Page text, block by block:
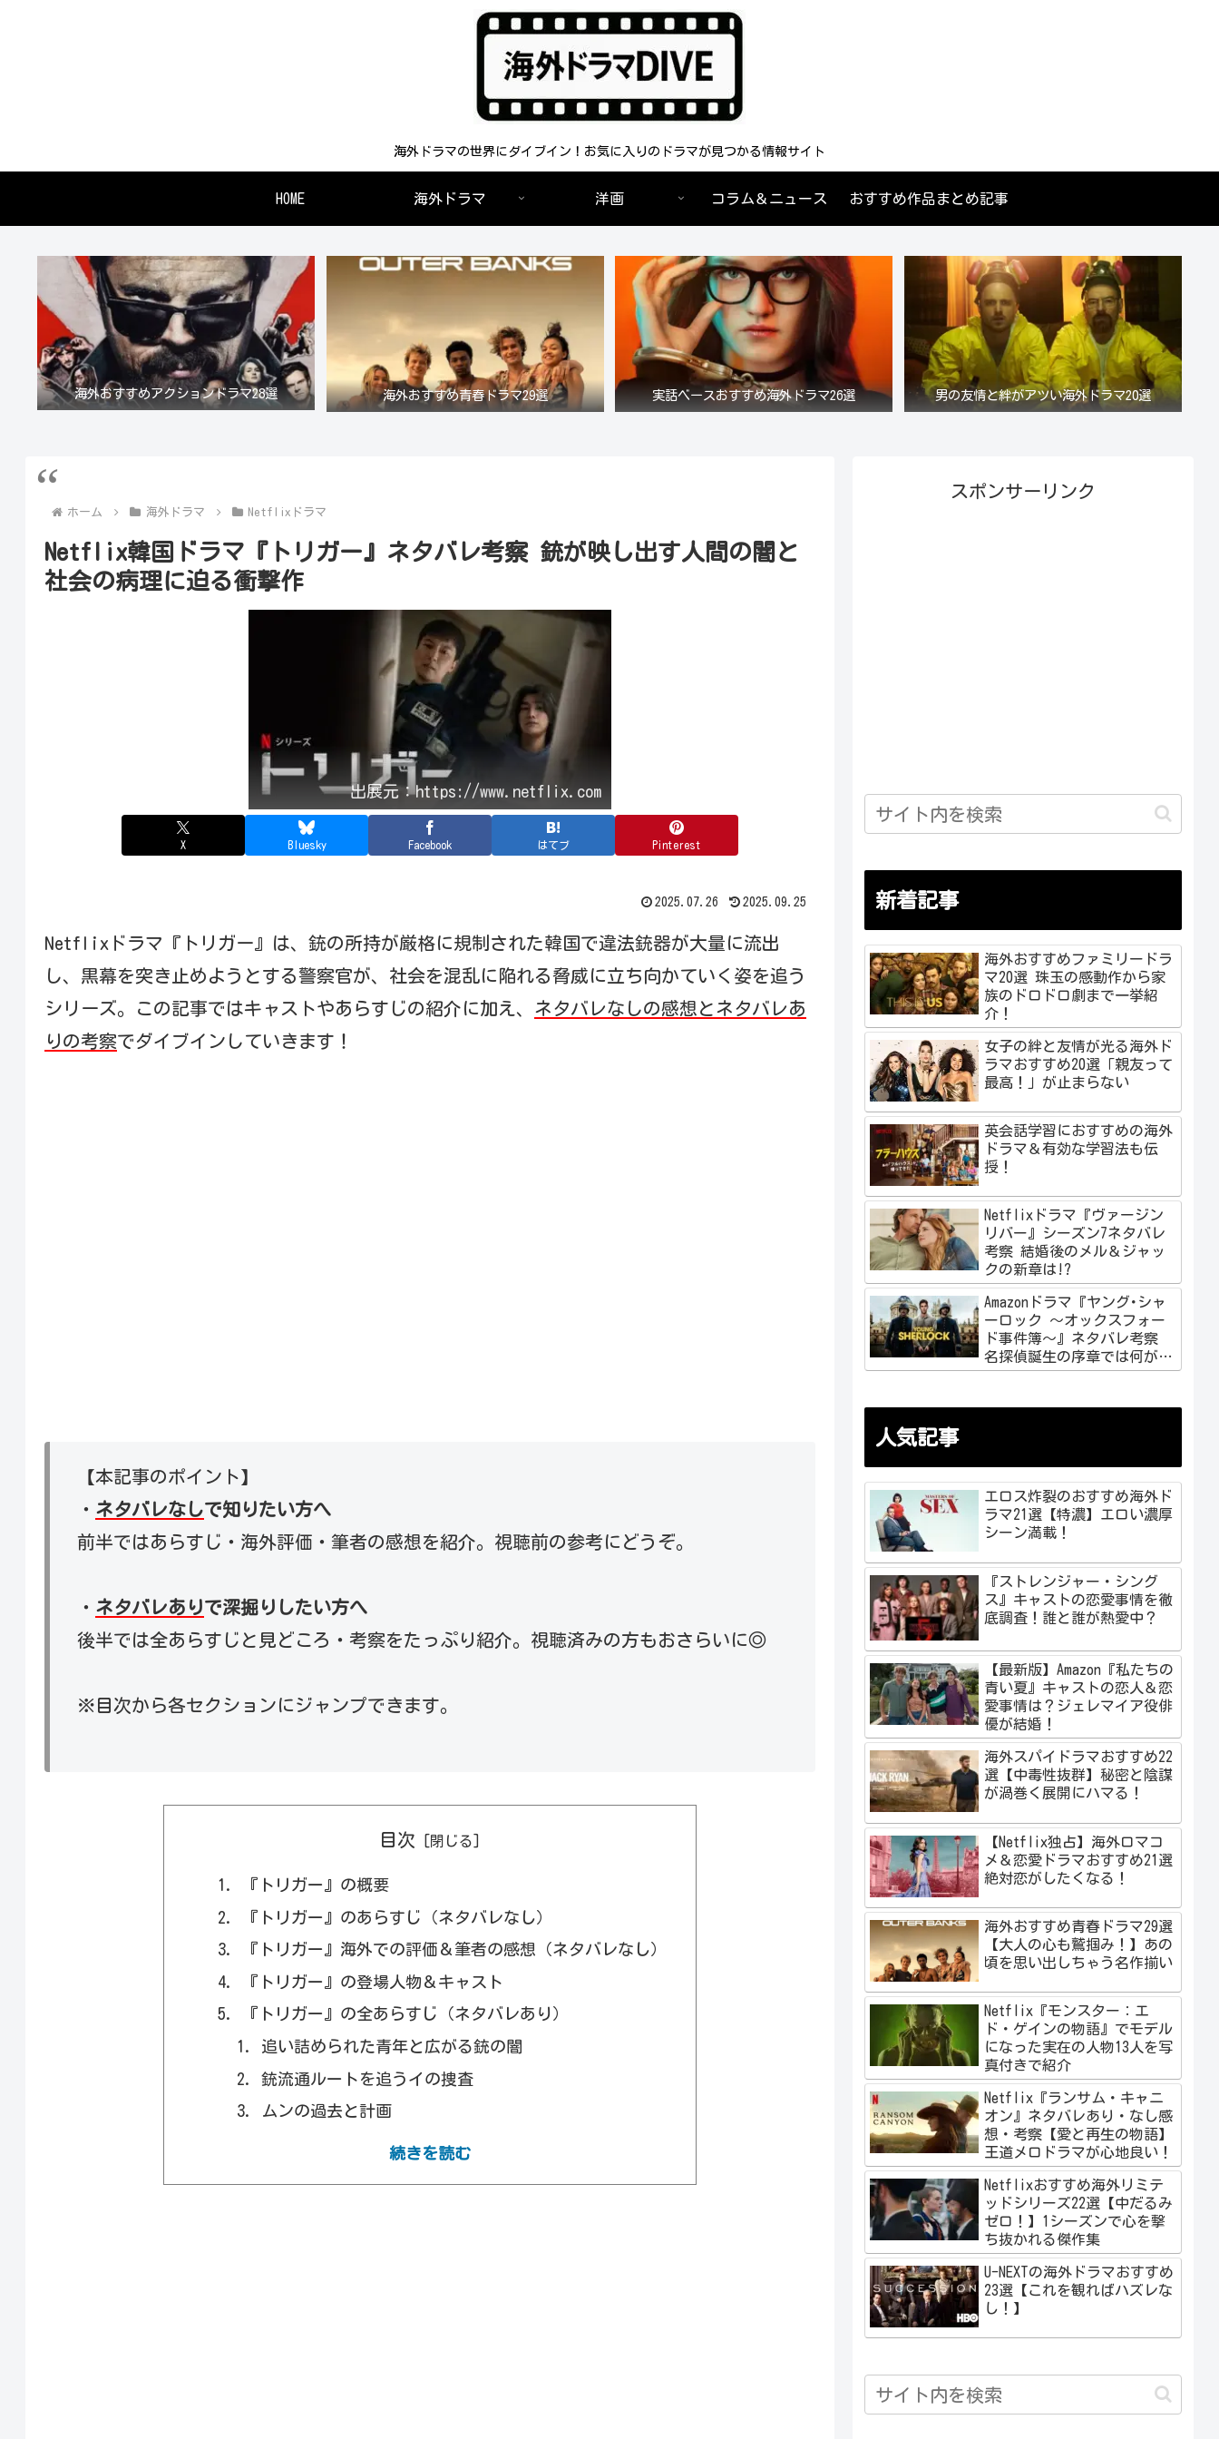
海外ドラマの世界にダイブイン！お気に入りのドラマが見つかる情報サイト
HOME 海外ドラマ 洋画 コラム＆ニュース おすすめ作品まとめ記事
海外おすすめアクションドラマ28選 海外おすすめ青春ドラマ29選 実話ベースおすすめ海外ドラマ26選 男の友情と絆がアツい海外ドラマ20選
ホーム 海外ドラマ Netflixドラマ
Netflix韓国ドラマ『トリガー』ネタバレ考察 銃が映し出す人間の闇と
社会の病理に迫る衝撃作
出展元：https://www.netflix.com
X Bluesky Facebook はてブ Pinterest
2025.07.26 2025.09.25
Netflixドラマ『トリガー』は、銃の所持が厳格に規制された韓国で違法銃器が大量に流出
し、黒幕を突き止めようとする警察官が、社会を混乱に陥れる脅威に立ち向かていく姿を追う
シリーズ。この記事ではキャストやあらすじの紹介に加え、 ネタバレなしの感想とネタバレあ
りの考察でダイブインしていきます！
【本記事のポイント】
・ ネタバレなしで知りたい方へ
前半ではあらすじ・海外評価・筆者の感想を紹介。視聴前の参考にどうぞ。
・ ネタバレありで深掘りしたい方へ
後半では全あらすじと見どころ・考察をたっぷり紹介。視聴済みの方もおさらいに◎
※目次から各セクションにジャンプできます。
目次
『トリガー』の概要
『トリガー』のあらすじ（ネタバレなし）
『トリガー』海外での評価＆筆者の感想（ネタバレなし）
『トリガー』の登場人物＆キャスト
『トリガー』の全あらすじ（ネタバレあり）
追い詰められた青年と広がる銃の闇
銃流通ルートを追うイの捜査
ムンの過去と計画
高校での銃襲撃事件
続きを読む
スポンサーリンク
新着記事
海外おすすめファミリードラ
マ20選 珠玉の感動作から家
族のドロドロ劇まで一挙紹
介！
女子の絆と友情が光る海外ド
ラマおすすめ20選「親友って
最高！」が止まらない
英会話学習におすすめの海外
ドラマ＆有効な学習法も伝
授！
Netflixドラマ『ヴァージン
リバー』シーズン7ネタバレ
考察 結婚後のメル＆ジャッ
クの新章は!?
Amazonドラマ『ヤング･シャ
ーロック ～オックスフォー
ド事件簿～』ネタバレ考察
名探偵誕生の序章では何が起
こる!?
人気記事
エロス炸裂のおすすめ海外ド
ラマ21選【特濃】エロい濃厚
シーン満載！
『ストレンジャー・シング
ス』キャストの恋愛事情を徹
底調査！誰と誰が熱愛中？
【最新版】Amazon『私たちの
青い夏』キャストの恋人＆恋
愛事情は？ジェレマイア役俳
優が結婚！
海外スパイドラマおすすめ22
選【中毒性抜群】秘密と陰謀
が渦巻く展開にハマる！
【Netflix独占】海外ロマコ
メ＆恋愛ドラマおすすめ21選
絶対恋がしたくなる！
海外おすすめ青春ドラマ29選
【大人の心も鷲掴み！】あの
頃を思い出しちゃう名作揃い
Netflix『モンスター：エ
ド・ゲインの物語』でモデル
になった実在の人物13人を写
真付きで紹介
Netflix『ランサム・キャニ
オン』ネタバレあり・なし感
想・考察【愛と再生の物語】
王道メロドラマが心地良い！
Netflixおすすめ海外リミテ
ッドシリーズ22選【中だるみ
ゼロ！】1シーズンで心を撃
ち抜かれる傑作集
U-NEXTの海外ドラマおすすめ
23選【これを観ればハズレな
し！】